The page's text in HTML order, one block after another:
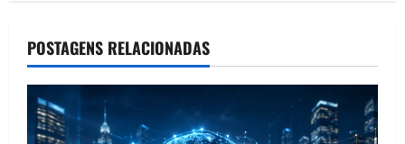
POSTAGENS RELACIONADAS